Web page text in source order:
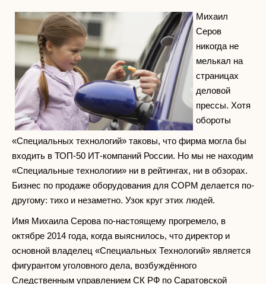
Михаил
Серов
никогда не
мелькал на
страницах
деловой
прессы. Хотя
обороты
«Специальных технологий» таковы, что фирма могла бы
входить в ТОП-50 ИТ-компаний России. Но мы не находим
«Специальные технологии» ни в рейтингах, ни в обзорах.
Бизнес по продаже оборудования для СОРМ делается по-
другому: тихо и незаметно. Узок круг этих людей.
Имя Михаила Серова по-настоящему прогремело, в
октябре 2014 года, когда выяснилось, что директор и
основной владелец «Специальных Технологий» является
фигурантом уголовного дела, возбуждённого
Следственным управлением СК РФ по Саратовской